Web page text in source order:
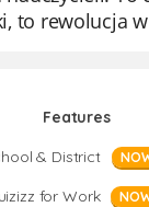
to rewolucja
Features
& District
for Work